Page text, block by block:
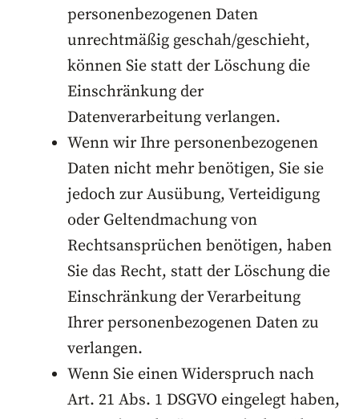
personenbezogenen Daten
unrechtmäßig geschah/geschieht,
können Sie statt der Löschung die
Einschränkung der
Datenverarbeitung verlangen.
Wenn wir Ihre personenbezogenen
Daten nicht mehr benötigen, Sie sie
jedoch zur Ausübung, Verteidigung
oder Geltendmachung von
Rechtsansprüchen benötigen, haben
Sie das Recht, statt der Löschung die
Einschränkung der Verarbeitung
Ihrer personenbezogenen Daten zu
verlangen.
Wenn Sie einen Widerspruch nach
Art. 21 Abs. 1 DSGVO eingelegt haben,